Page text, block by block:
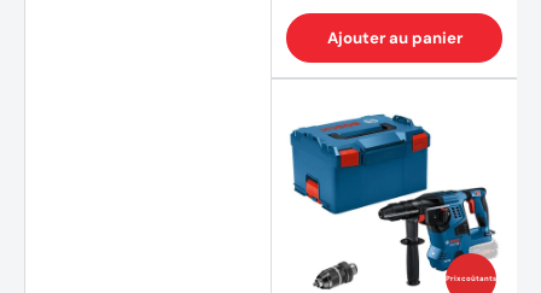
Ajouter au panier
Prix coûtants